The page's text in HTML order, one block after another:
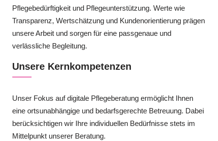
Pflegebedürftigkeit und Pflegeunterstützung. Werte wie
Transparenz, Wertschätzung und Kundenorientierung prägen
unsere Arbeit und sorgen für eine passgenaue und
verlässliche Begleitung.
Unsere Kernkompetenzen
Unser Fokus auf digitale Pflegeberatung ermöglicht Ihnen
eine ortsunabhängige und bedarfsgerechte Betreuung. Dabei
berücksichtigen wir Ihre individuellen Bedürfnisse stets im
Mittelpunkt unserer Beratung.